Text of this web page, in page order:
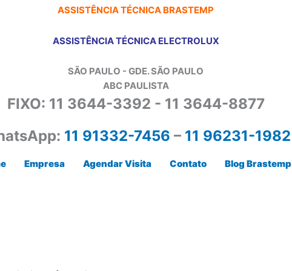
ASSISTÊNCIA TÉCNICA BRASTEMP
ASSISTÊNCIA TÉCNICA ELECTROLUX
SÃO PAULO - GDE. SÃO PAULO
ABC PAULISTA
FIXO: 11 3644-3392 - 11 3644-8877
11 91332-7456 – 11 96231-1982
Empresa Agendar Visita Contato Blog Brastemp